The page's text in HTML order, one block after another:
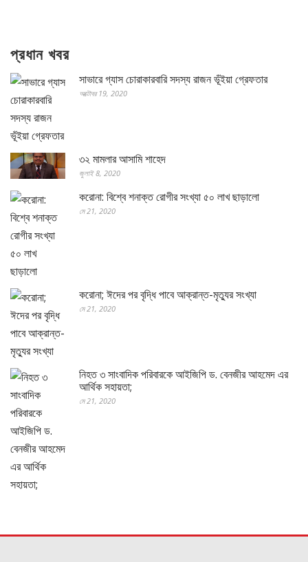
প্রধান খবর
সাভারে গ্যাস চোরাকারবারি সদস্য রাজন ভূঁইয়া গ্রেফতার
অক্টোবর 19, 2020
৩২ মামলার আসামি শাহেদ
জুলাই 8, 2020
করোনা: বিশ্বে শনাক্ত রোগীর সংখ্যা ৫০ লাখ ছাড়ালো
মে 21, 2020
করোনা; ঈদের পর বৃদ্ধি পাবে আক্রান্ত-মৃত্যুর সংখ্যা
মে 21, 2020
নিহত ৩ সাংবাদিক পরিবারকে আইজিপি ড. বেনজীর আহমেদ এর
আর্থিক সহায়তা;
মে 21, 2020